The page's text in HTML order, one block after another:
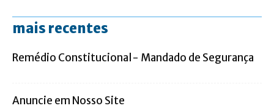
mais recentes
Remédio Constitucional- Mandado de Segurança
Anuncie em Nosso Site